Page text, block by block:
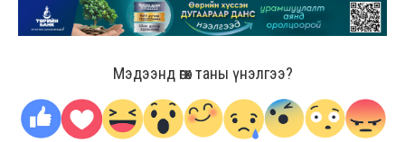
Мэдээнд өгөх таны үнэлгээ?